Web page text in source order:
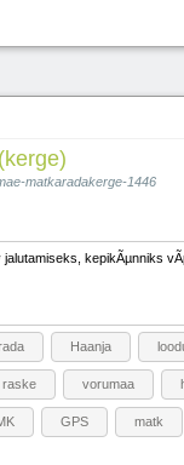
matkaradakerge-1446
kepikÃµnniks
Haanja
raske vorumaa
GPS matk